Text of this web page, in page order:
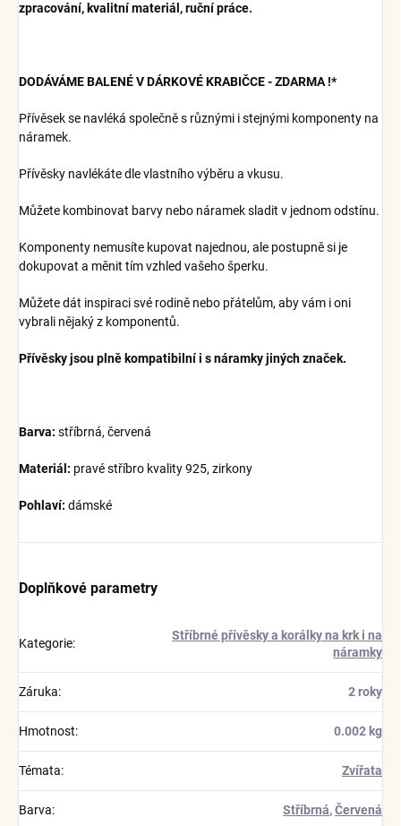
zpracování, kvalitní materiál, ruční práce.
DODÁVÁME BALENÉ V DÁRKOVÉ KRABIČCE - ZDARMA !*
Přívěsek se navléká společně s různými i stejnými komponenty na
náramek.
Přívěsky navlékáte dle vlastního výběru a vkusu.
Můžete kombinovat barvy nebo náramek sladit v jednom odstínu.
Komponenty nemusíte kupovat najednou, ale postupně si je
dokupovat a měnit tím vzhled vašeho šperku.
Můžete dát inspiraci své rodině nebo přátelům, aby vám i oni
vybrali nějaký z komponentů.
Přívěsky jsou plně kompatibilní i s náramky jiných značek.
Barva: stříbrná, červená
Materiál: pravé stříbro kvality 925, zirkony
Pohlaví: dámské
Doplňkové parametry
Kategorie:
Stříbrné přívěsky a korálky na krk i na
náramky
Záruka: 2 roky
Hmotnost: 0.002 kg
Témata: Zvířata
Barva: Stříbrná,Červená